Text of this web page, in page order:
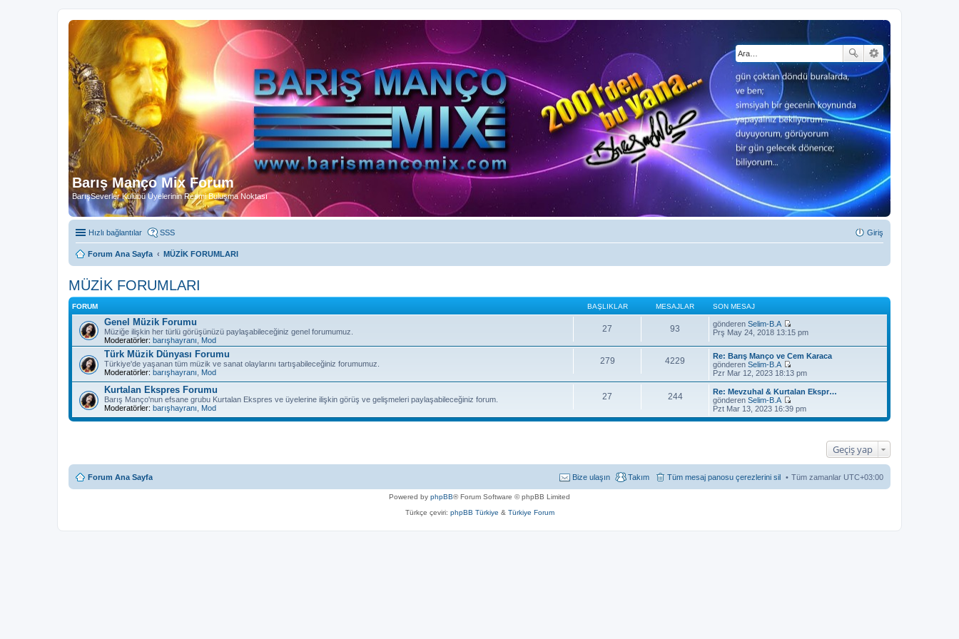
Barış Manço Mix Forum
BarışSeverler Kulübü Üyelerinin Resmi Buluşma Noktası
Hızlı bağlantılar SSS Giriş
Forum Ana Sayfa MÜZİK FORUMLARI
MÜZİK FORUMLARI
FORUM BAŞLIKLAR MESAJLAR SON MESAJ
Genel Müzik Forumu
Müziğe ilişkin her türlü görüşünüzü paylaşabileceğiniz genel forumumuz.
Moderatörler: barışhayranı Mod
27 93 gönderen Selim-B.A
S
n
m
s
a
j
g
ö
e
Prş May 24, 2018 13:15 pm
Türk Müzik Dünyası Forumu
Türkiye'de yaşanan tüm müzik ve sanat olaylarını tartışabileceğiniz forumumuz.
Moderatörler: barışhayranı Mod
279 4229
Re: Barış Manço ve Cem Karaca
gönderen Selim-B.A
S
o
n
m
e
s
a
r
ü
n
t
Pzr Mar 12, 2023 18:13 pm
Kurtalan Ekspres Forumu
Barış Manço'nun efsane grubu Kurtalan Ekspres ve üyelerine ilişkin görüş ve gelişmeleri paylaşabileceğiniz forum.
Moderatörler: barışhayranı Mod
27 244
Re: Mevzuhal & Kurtalan Ekspr…
gönderen Selim-B.A
S
o
n
j
ı
Pzt Mar 13, 2023 16:39 pm
Geçiş yap
Forum Ana Sayfa Tüm zamanlar UTC+03:00
Tüm mesaj panosu çerezlerini sil
Takım
Bize ulaşın
Powered by phpBB® Forum Software © phpBB Limited
Türkçe çeviri: phpBB Türkiye & Türkiye Forum